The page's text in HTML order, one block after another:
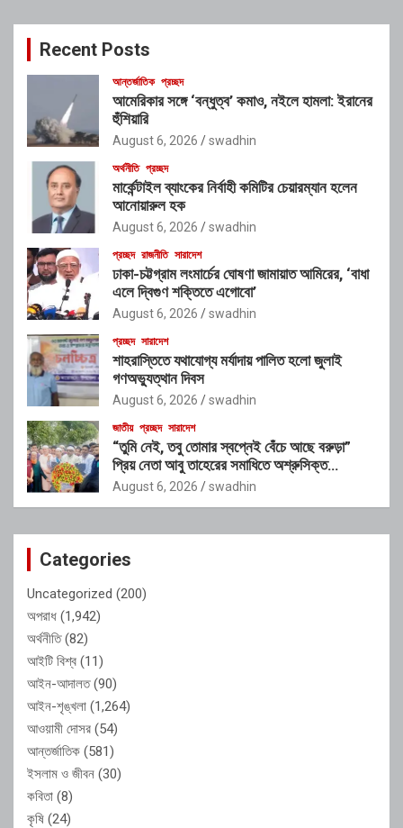
c
Recent Posts
আন্তর্জাতিক প্রচ্ছদ
আমেরিকার সঙ্গে ‘বন্ধুত্ব’ কমাও, নইলে হামলা: ইরানের
হুঁশিয়ারি
August 6, 2026 swadhin
অর্থনীতি প্রচ্ছদ
মার্কেন্টাইল ব্যাংকের নির্বাহী কমিটির চেয়ারম্যান হলেন
আনোয়ারুল হক
August 6, 2026 swadhin
প্রচ্ছদ রাজনীতি সারাদেশ
ঢাকা-চট্টগ্রাম লংমার্চের ঘোষণা জামায়াত আমিরের, ‘বাধা
এলে দ্বিগুণ শক্তিতে এগোবো’
August 6, 2026 swadhin
প্রচ্ছদ সারাদেশ
শাহরাস্তিতে যথাযোগ্য মর্যাদায় পালিত হলো জুলাই
গণঅভ্যুত্থান দিবস
August 6, 2026 swadhin
জাতীয় প্রচ্ছদ সারাদেশ
“তুমি নেই, তবু তোমার স্বপ্নেই বেঁচে আছে বরুড়া”
প্রিয় নেতা আবু তাহেরের সমাধিতে অশ্রুসিক্ত
শ্রদ্ধাঞ্জলি
August 6, 2026 swadhin
Categories
Uncategorized (200)
অপরাধ (1,942)
অর্থনীতি(82)
আইটি বিশ্ব (11)
আইন-আদালত(90)
আইন-শৃঙ্খলা (1,264)
আওয়ামী দোসর (54)
আন্তর্জাতিক (581)
ইসলাম ও জীবন (30)
কবিতা (8)
কৃষি (24)